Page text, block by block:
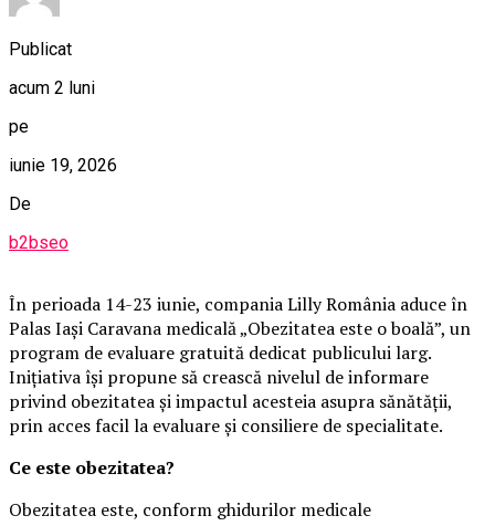
Publicat
acum 2 luni
pe
iunie 19, 2026
De
b2bseo
În perioada 14-23 iunie, compania Lilly România aduce în
Palas Iași Caravana medicală „Obezitatea este o boală”, un
program de evaluare gratuită dedicat publicului larg.
Inițiativa își propune să crească nivelul de informare
privind obezitatea și impactul acesteia asupra sănătății,
prin acces facil la evaluare și consiliere de specialitate.
Ce este obezitatea?
Obezitatea este, conform ghidurilor medicale